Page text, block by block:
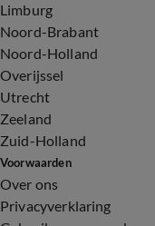
Limburg
Noord-Brabant
Noord-Holland
Overijssel
Utrecht
Zeeland
Zuid-Holland
Voorwaarden
Over ons
Privacyverklaring